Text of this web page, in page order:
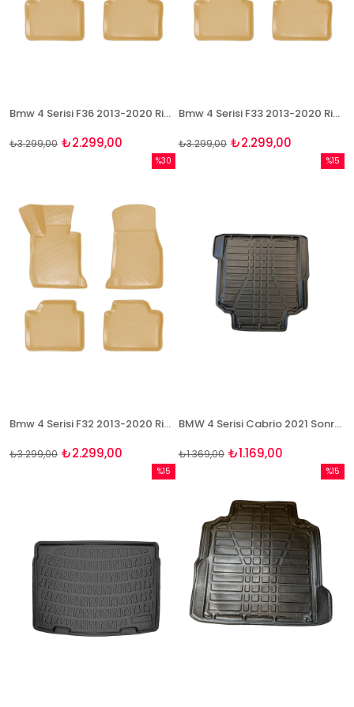
Bmw 4 Serisi F36 2013-2020 Rizline 3D Havuzlu BEJ Paspas
₺2.299,00
₺3.299,00
Bmw 4 Serisi F33 2013-2020 Rizline 3D Havuzlu BEJ Paspas
₺2.299,00
₺3.299,00
Bmw 4 Serisi F32 2013-2020 Rizline 3D Havuzlu BEJ Paspas
₺2.299,00
₺3.299,00
%30
BMW 4 Serisi Cabrio 2021 Sonrası 3D Bagaj Havuzu Bizymo
₺1.169,00
₺1.369,00
%15
%15
%15